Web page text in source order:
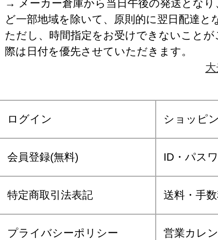
→ メーカー倉庫から当日午後の発送となり
ど一部地域を除いて、原則的に翌日配達と
ただし、時間指定をお受けできないこと
際は日付を優先させていただきます。
ログイン ショッピ
会員登録(無料) ID・パス
特定商取引法表記 送料・手
プライバシーポリシー 営業カレ